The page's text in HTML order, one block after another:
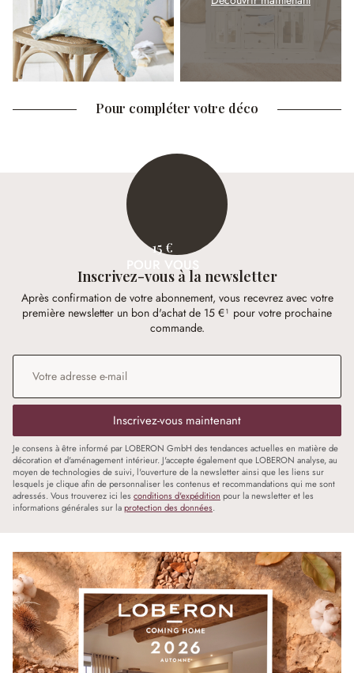
Pour compléter votre déco
15 €
POUR VOUS
Inscrivez-vous à la newsletter
Après confirmation de votre abonnement, vous recevrez avec votre
première newsletter un bon d'achat de 15 €¹ pour votre prochaine
commande.
Adresse e-mail*
Inscrivez-vous maintenant
Je consens à être informé par LOBERON GmbH des tendances actuelles en matière de
décoration et d'aménagement intérieur. J'accepte également que LOBERON analyse, au
moyen de technologies de suivi, l'ouverture de la newsletter ainsi que les liens sur
lesquels je clique afin de personnaliser les contenus et recommandations qui me sont
adressés. Vous trouverez ici les conditions d'expédition pour la newsletter et les
informations générales sur laprotection des données.